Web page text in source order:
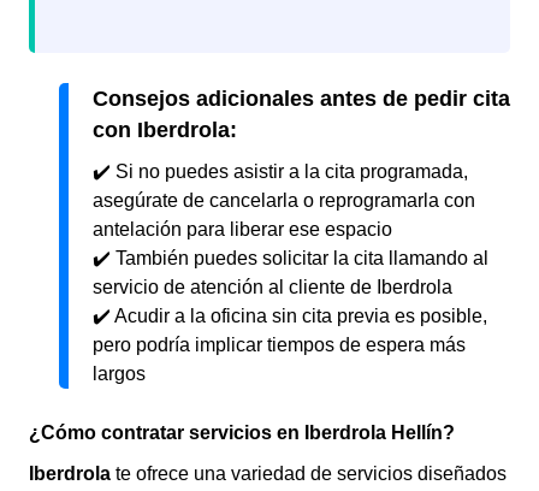
Consejos adicionales antes de pedir cita
con Iberdrola:
✔️ Si no puedes asistir a la cita programada,
asegúrate de cancelarla o reprogramarla con
antelación para liberar ese espacio
✔️ También puedes solicitar la cita llamando al
servicio de atención al cliente de Iberdrola
✔️ Acudir a la oficina sin cita previa es posible,
pero podría implicar tiempos de espera más
largos
¿Cómo contratar servicios en Iberdrola Hellín?
Iberdrola te ofrece una variedad de servicios diseñados